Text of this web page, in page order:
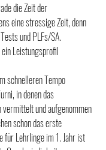
die Zeit der
eine stressige Zeit, denn
und PLFs/SA.
Leistungsprofil
schnelleren Tempo
in denen das
und aufgenommen
schon das erste
für Lehrlinge im 1. Jahr ist